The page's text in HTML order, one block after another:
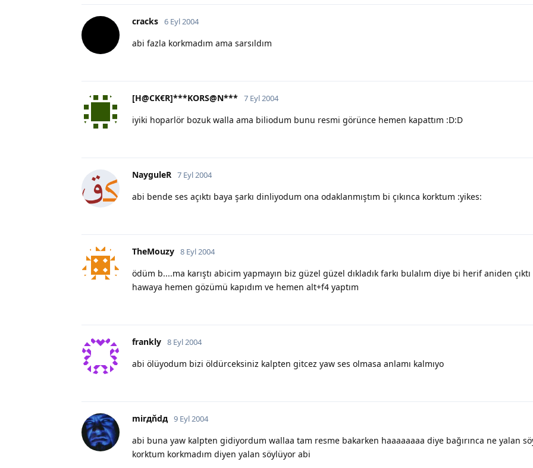
cracks 6 Eyl 2004
abi fazla korkmadım ama sarsıldım
[H@CK€R]***KORS@N*** 7 Eyl 2004
iyiki hoparlör bozuk walla ama biliodum bunu resmi görünce hemen kapattım :D:D
NayguleR 7 Eyl 2004
abi bende ses açıktı baya şarkı dinliyodum ona odaklanmıştım bi çıkınca korktum :yikes:
TheMouzy 8 Eyl 2004
ödüm b....ma karıştı abicim yapmayın biz güzel güzel dıkladık farkı bulalım diye bi herif aniden
hawaya hemen gözümü kapıdım ve hemen alt+f4 yaptım
frankly 8 Eyl 2004
abi ölüyodum bizi öldürceksiniz kalpten gitcez yaw ses olmasa anlamı kalmıyo
mirдňdд 9 Eyl 2004
abi buna yaw kalpten gidiyordum wallaa tam resme bakarken haaaaaaaa diye bağırınca ne yalan
korktum korkmadım diyen yalan söylüyor abi